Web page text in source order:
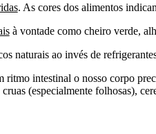
. As cores dos alimentos
à vontade como cheiro verde,
naturais ao invés de
ritmo intestinal o nosso corpo
cruas (especialmente folhosas),